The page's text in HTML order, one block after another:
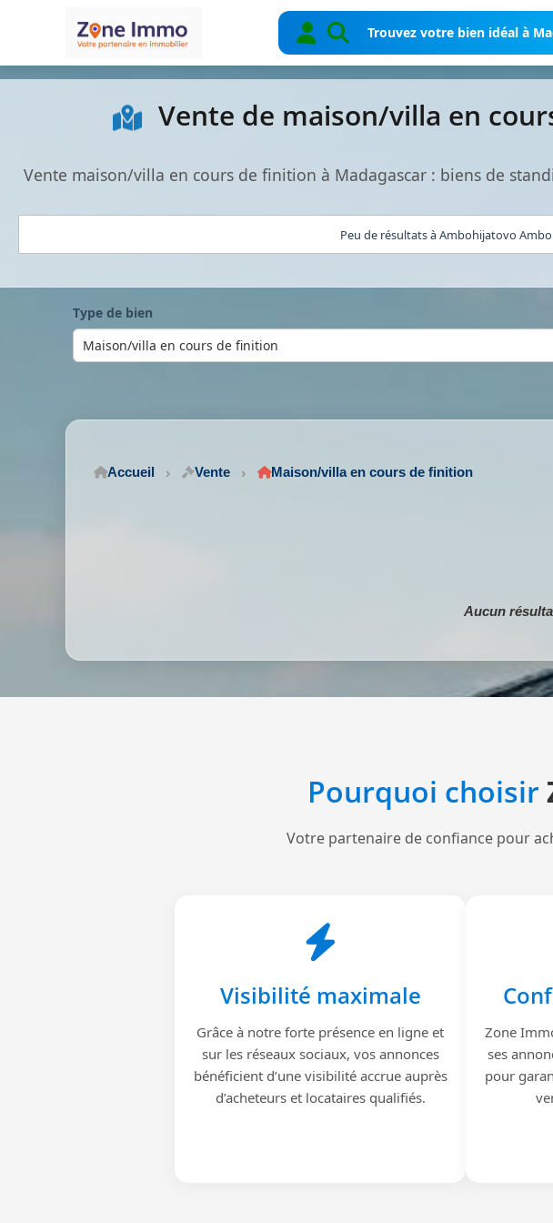
Trouvez votre bien idéal à
Vente de maison/villa en
Vente maison/villa en cours de finition à Madagascar : biens de
Peu de résultats à Ambohijatovo
Type de bien
Accueil Vente Maison/villa en cours de finition
Aucun
Pourquoi choisir
Votre partenaire de confiance pour
Visibilité maximale
Grâce à notre forte présence en ligne et
sur les réseaux sociaux, vos annonces
bénéficient d’une visibilité accrue auprès
d’acheteurs et locataires qualifiés.
Zone
ses
pour